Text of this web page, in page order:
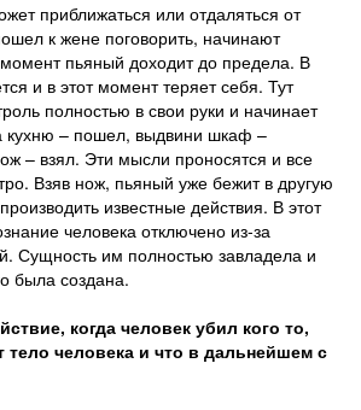
приближаться или отдаляться от
к жене поговорить, начинают
момент пьяный доходит до предела. В
и в этот момент теряет себя. Тут
полностью в свои руки и начинает
кухню – пошел, выдвини шкаф –
– взял. Эти мысли проносятся и все
Взяв нож, пьяный уже бежит в другую
известные действия. В этот
человека отключено из-за
Сущность им полностью завладела и
была создана.
когда человек убил кого то,
тело человека и что в дальнейшем с